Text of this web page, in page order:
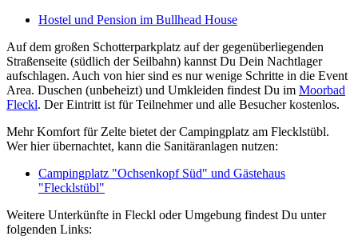
Hostel und Pension im Bullhead House
Auf dem großen Schotterparkplatz auf der gegenüberliegenden
Straßenseite (südlich der Seilbahn) kannst Du Dein Nachtlager
aufschlagen. Auch von hier sind es nur wenige Schritte in die Event
Area. Duschen (unbeheizt) und Umkleiden findest Du im Moorbad
Fleckl. Der Eintritt ist für Teilnehmer und alle Besucher kostenlos.
Mehr Komfort für Zelte bietet der Campingplatz am Flecklstübl.
Wer hier übernachtet, kann die Sanitäranlagen nutzen:
Campingplatz "Ochsenkopf Süd" und Gästehaus
"Flecklstübl"
Weitere Unterkünfte in Fleckl oder Umgebung findest Du unter
folgenden Links: